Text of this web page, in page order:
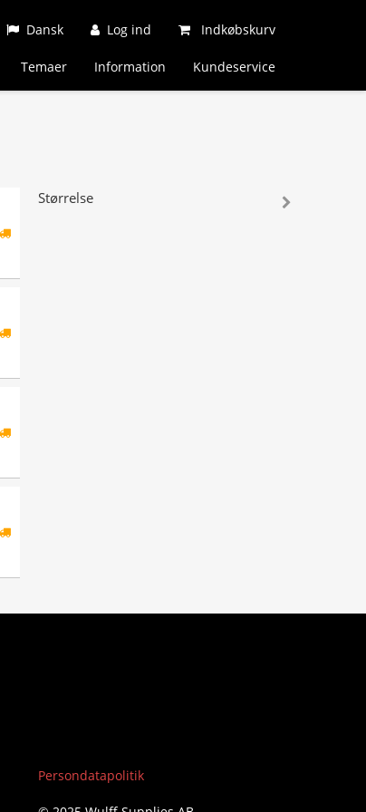
Dansk Log ind Indkøbskurv
Temaer Information Kundeservice
Størrelse
Persondatapolitik